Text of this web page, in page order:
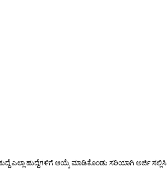
ಎಲ್ಲಾ ಹುದ್ದೆಗಳಿಗೆ ಆಯ್ಕೆ ಮಾಡಿಕೊಂಡು ಸರಿಯಾಗಿ ಅರ್ಜಿ ಸಲ್ಲಿಸಿ